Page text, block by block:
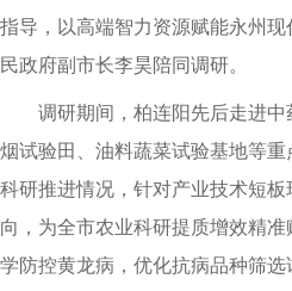
指导，以高端智力资源赋能永州
民政府副市长李昊陪同调研。
调研期间，柏连阳先后走进
烟试验田、油料蔬菜试验基地等
科研推进情况，针对产业技术短
向，为全市农业科研提质增效精
学防控黄龙病，优化抗病品种筛